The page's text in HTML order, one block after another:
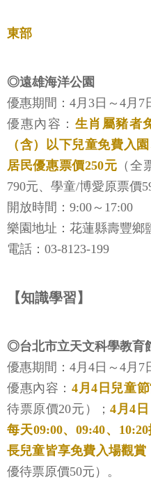
東部
◎遠雄海洋公園
優惠期間：4月3日～4月7
優惠內容： 生肖屬豬者
（含）以下兒童免費入
居民優惠票價250元 （
790元、學童/博愛原票價
開放時間：9:00～17:00
樂園地址：花蓮縣壽豐鄉
電話：03-8123-199
【知識學習】
◎台北市立天文科學教育
優惠期間：4月4日～4月7
優惠內容：4月4日兒童
待票原價20元）；4月4
每天09:00、09:40、
長兒童皆享免費入場觀賞
優待票原價50元）。